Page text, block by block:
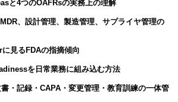
と4つのOAFRsの実務上の理解
、設計管理、製造管理、サプライヤ管理の
見るFDAの指摘傾向
を日常業務に組み込む方法
・記録・CAPA・変更管理・教育訓練の一体管